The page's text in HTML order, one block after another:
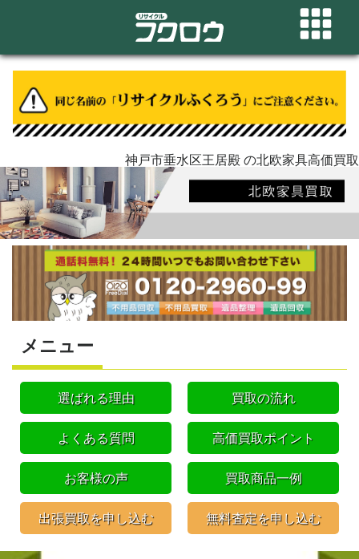
神戸市垂水区王居殿 の北欧家具高価買取
メニュー
選ばれる理由 買取の流れ
よくある質問 高価買取ポイント
お客様の声 買取商品一例
出張買取を申し込む 無料査定を申し込む